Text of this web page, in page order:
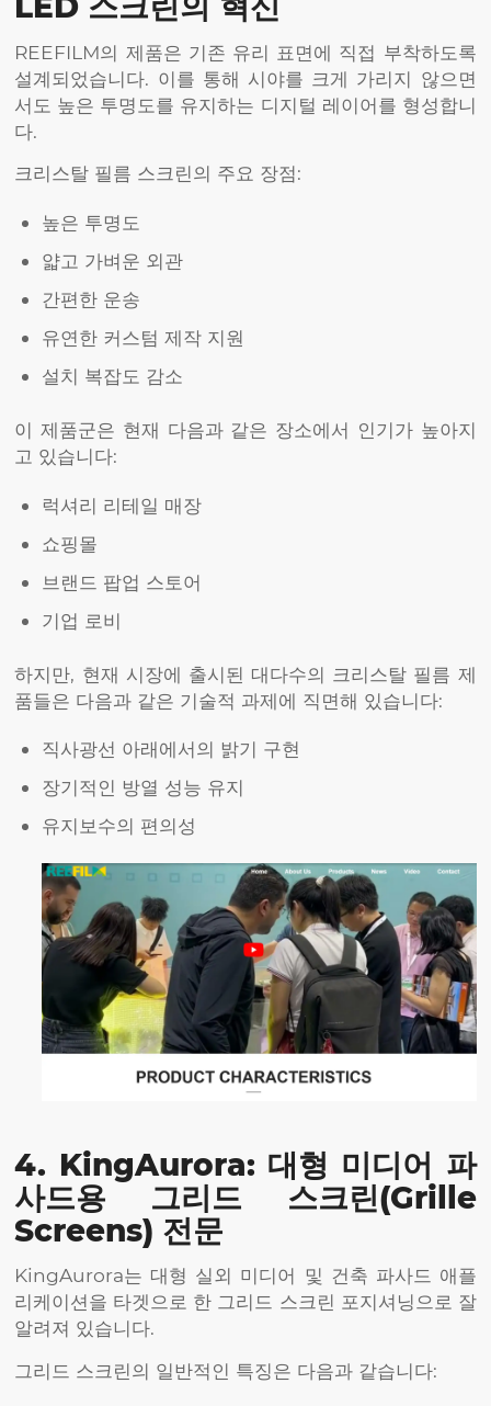
REEFILM의 제품은 기존 유리 표면에 직접 부착하도록
설계되었습니다. 이를 통해 시야를 크게 가리지 않으면
서도 높은 투명도를 유지하는 디지털 레이어를 형성합니
다.
크리스탈 필름 스크린의 주요 장점:
높은 투명도
얇고 가벼운 외관
간편한 운송
유연한 커스텀 제작 지원
설치 복잡도 감소
이 제품군은 현재 다음과 같은 장소에서 인기가 높아지
고 있습니다:
럭셔리 리테일 매장
쇼핑몰
브랜드 팝업 스토어
기업 로비
하지만, 현재 시장에 출시된 대다수의 크리스탈 필름 제
품들은 다음과 같은 기술적 과제에 직면해 있습니다:
직사광선 아래에서의 밝기 구현
장기적인 방열 성능 유지
유지보수의 편의성
4. KingAurora: 대형 미디어 파
사드용 그리드 스크린(Grille
Screens) 전문
KingAurora는 대형 실외 미디어 및 건축 파사드 애플
리케이션을 타겟으로 한 그리드 스크린 포지셔닝으로 잘
알려져 있습니다.
그리드 스크린의 일반적인 특징은 다음과 같습니다: